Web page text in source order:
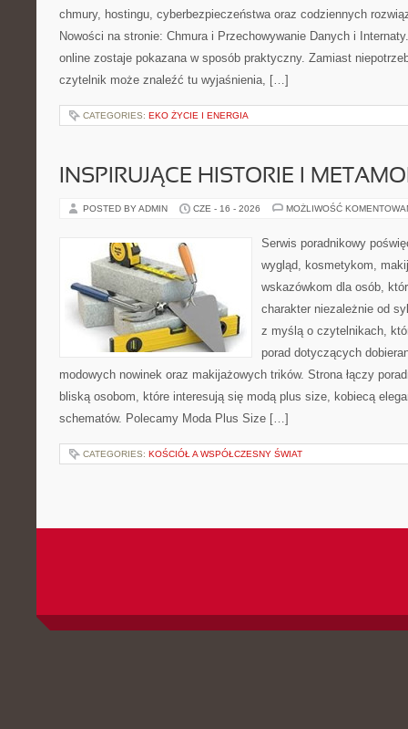
chmury, hostingu, cyberbezpieczeństwa oraz codziennych
Nowości na stronie: Chmura i Przechowywanie Danych i
online zostaje pokazana w sposób praktyczny. Zamiast
czytelnik może znaleźć tu wyjaśnienia, […]
CATEGORIES: EKO ŻYCIE I ENERGIA
INSPIRUJĄCE HISTORIE I
POSTED BY ADMIN CZE - 16 - 2026 MOŻLIWOŚĆ
Serwis poradnikowy
wygląd, kosmetykom,
wskazówkom dla osób,
charakter niezależnie od
z myślą o czytelnikach,
porad dotyczących
modowych nowinek oraz makijażowych trików. Strona łączy
bliską osobom, które interesują się modą plus size, kobiecą
schematów. Polecamy Moda Plus Size […]
CATEGORIES: KOŚCIÓŁ A WSPÓŁCZESNY ŚWIAT